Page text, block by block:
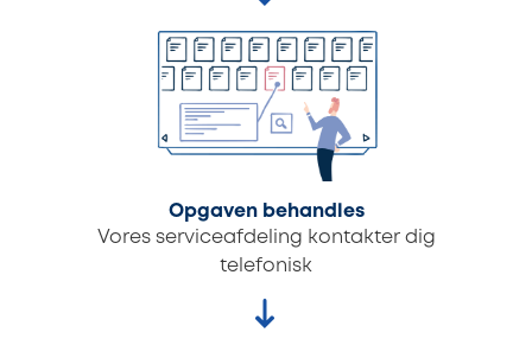
Opgaven behandles
Vores serviceafdeling kontakter dig
telefonisk